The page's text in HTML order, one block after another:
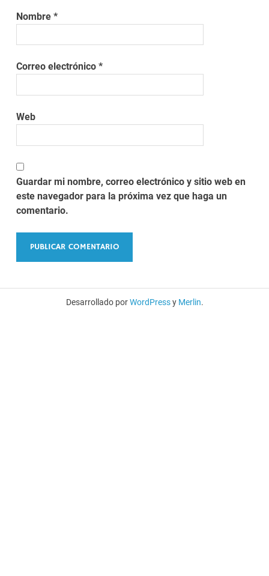
Nombre*
Correo electrónico*
Web
Guardar mi nombre, correo electrónico y sitio web en
este navegador para la próxima vez que haga un
comentario.
Desarrollado porWordPressy Merlin.